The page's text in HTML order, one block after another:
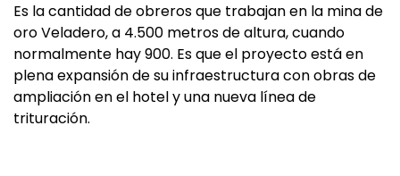
Es la cantidad de obreros que trabajan en la mina de
oro Veladero, a 4.500 metros de altura, cuando
normalmente hay 900. Es que el proyecto está en
plena expansión de su infraestructura con obras de
ampliación en el hotel y una nueva línea de
trituración.